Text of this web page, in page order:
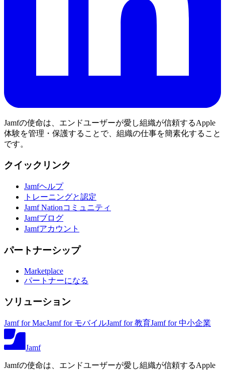
Jamfの使命は、エンドユーザーが愛し組織が信頼するApple
体験を管理・保護することで、組織の仕事を簡素化すること
です。
クイックリンク
Jamfヘルプ
トレーニングと認定
Jamf Nationコミュニティ
Jamfブログ
Jamfアカウント
パートナーシップ
Marketplace
パートナーになる
ソリューション
Jamf for MacJamf for モバイルJamf for 教育Jamf for 中小企業
Jamf
Jamfの使命は、エンドユーザーが愛し組織が信頼するApple